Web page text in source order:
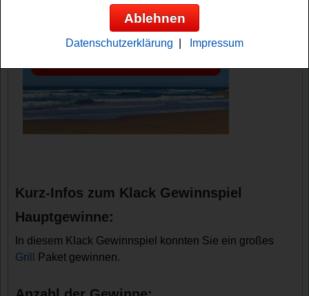
Kurz-Infos zum Klack Gewinnspiel
Hauptgewinne:
In diesem Klack Gewinnspiel konnten Sie ein großes
Grill
Paket gewinnen.
Ablehnen
Datenschutzerklärung Impressum